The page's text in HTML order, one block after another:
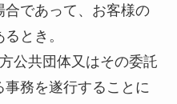
であって、お客様の
とき。
公共団体又はその委託
務を遂行することに